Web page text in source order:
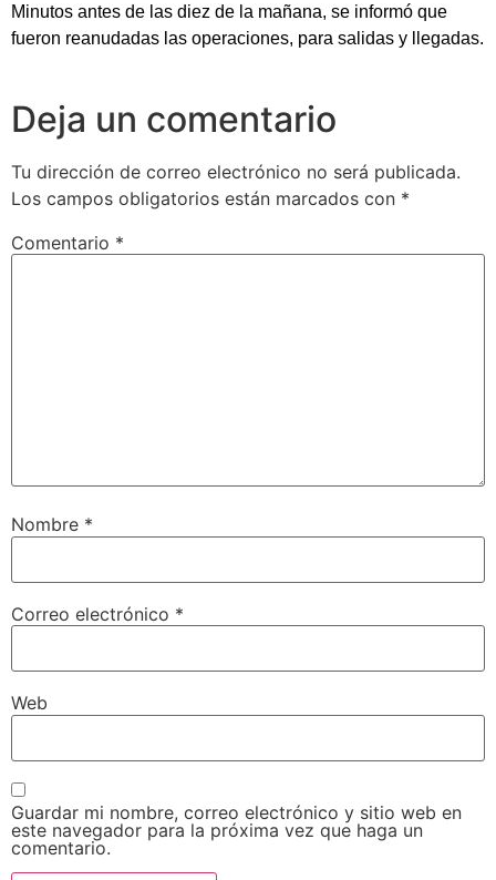
Minutos antes de las diez de la mañana, se informó que
fueron reanudadas las operaciones, para salidas y llegadas.
Deja un comentario
Tu dirección de correo electrónico no será publicada.
Los campos obligatorios están marcados con *
Comentario *
Nombre *
Correo electrónico *
Web
Guardar mi nombre, correo electrónico y sitio web en
este navegador para la próxima vez que haga un
comentario.